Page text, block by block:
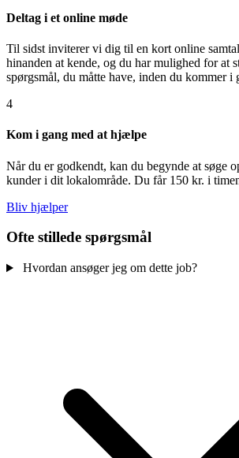
Deltag i et online møde
Til sidst inviterer vi dig til en kort online
hinanden at kende, og du har mulighed for at
spørgsmål, du måtte have, inden du kommer i
4
Kom i gang med at hjælpe
Når du er godkendt, kan du begynde at søge
kunder i dit lokalområde. Du får 150 kr. i
Bliv hjælper
Ofte stillede spørgsmål
Hvordan ansøger jeg om dette job?